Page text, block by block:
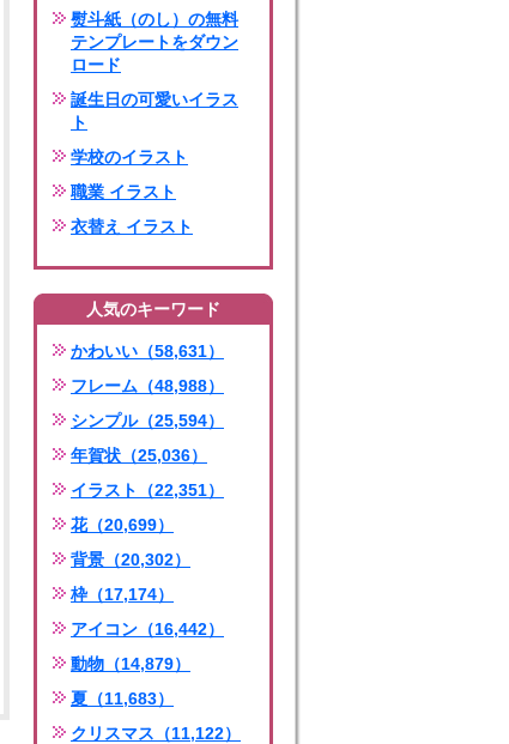
熨斗紙（のし）の無料
テンプレートをダウン
ロード
誕生日の可愛いイラス
ト
学校のイラスト
職業 イラスト
衣替え イラスト
人気のキーワード
かわいい（58,631）
フレーム（48,988）
シンプル（25,594）
年賀状（25,036）
イラスト（22,351）
花（20,699）
背景（20,302）
枠（17,174）
アイコン（16,442）
動物（14,879）
夏（11,683）
クリスマス（11,122）